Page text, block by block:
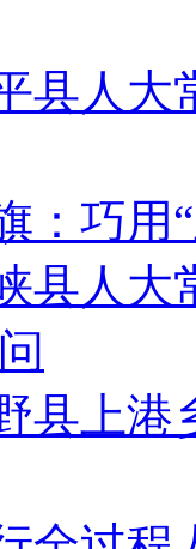
县人大
：巧用
县人大
县上港